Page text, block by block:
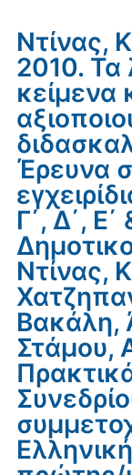
Ντίνας,
2010. Τα
κείμενα
Έρευνα
Γ΄, Δ΄,
Ντίνας,
Βακάλη,
Στάμου,